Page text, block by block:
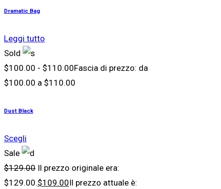
Dramatic Bag
Leggi tutto
Sold
$100.00 - $110.00Fascia di prezzo: da
$100.00 a $110.00
Dust Black
Scegli
Sale
$129.00 Il prezzo originale era:
$129.00.$109.00Il prezzo attuale è: